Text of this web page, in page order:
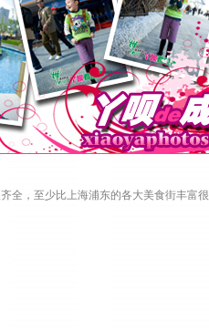
，至少比上海浦东的各大美食街丰富很